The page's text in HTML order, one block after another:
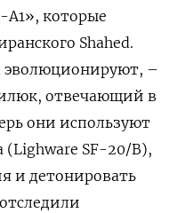
А1», которые
Shahed.
эволюционируют, –
отвечающий в
они используют
(Lighware SF-20/B),
и детонировать